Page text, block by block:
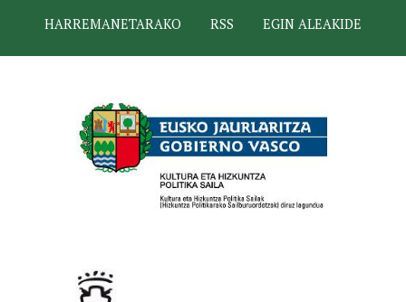
HARREMANETARAKO
RSS EGIN ALEAKIDE